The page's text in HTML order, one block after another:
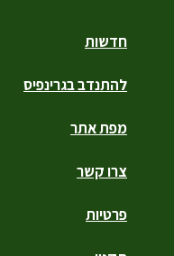
חדשות
להתנדב בגרינפיס
מפת אתר
צרו קשר
פרטיות